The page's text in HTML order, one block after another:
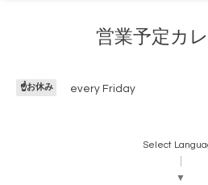
営業予定カ
☝️お休み every Friday
Select
▼